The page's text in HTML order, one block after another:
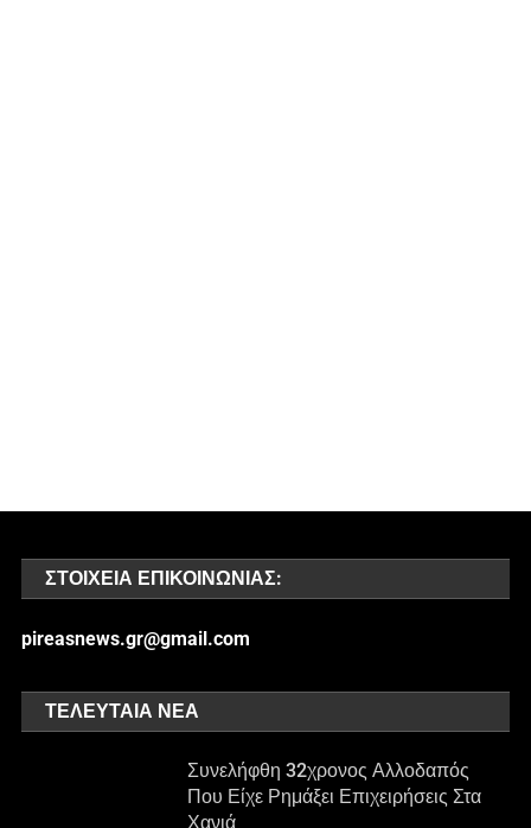
ΣΤΟΙΧΕΊΑ ΕΠΙΚΟΙΝΩΝΊΑΣ:
pireasnews.gr@gmail.com
ΤΕΛΕΥΤΑΊΑ ΝΈΑ
Συνελήφθη 32χρονος Αλλοδαπός
Που Είχε Ρημάξει Επιχειρήσεις Στα
Χανιά